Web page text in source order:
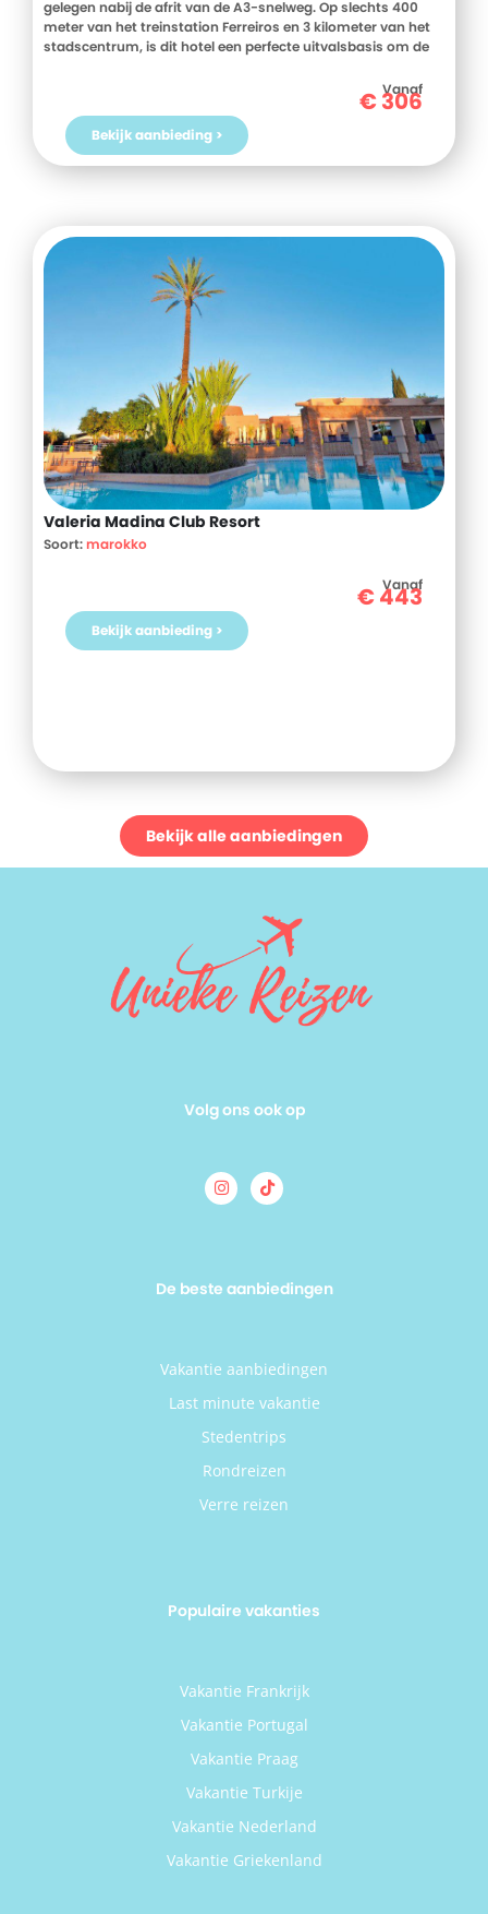
gelegen nabij de afrit van de A3-snelweg. Op slechts 400
meter van het treinstation Ferreiros en 3 kilometer van het
stadscentrum, is dit hotel een perfecte uitvalsbasis om de
je dag met een uitgebreid ontbijtbuffet en geniet van
regionale en internationale gerechten in het restaurant. Met
gratis parkeergelegenheid en een 24-uursreceptie staat het
vriendelijke personeel altijd voor je klaar. Boek nu je verblijf
bij D-reizen en ervaar het comfort en de gastvrijheid van
Vanaf
€306
Bekijk aanbieding >
Valeria Madina Club Resort
Soort:marokko
Vanaf
€443
Bekijk aanbieding >
Bekijk alle aanbiedingen
Volg ons ook op
De beste aanbiedingen
Vakantie aanbiedingen
Last minute vakantie
Stedentrips
Rondreizen
Verre reizen
Populaire vakanties
Vakantie Frankrijk
Vakantie Portugal
Vakantie Praag
Vakantie Turkije
Vakantie Nederland
Vakantie Griekenland